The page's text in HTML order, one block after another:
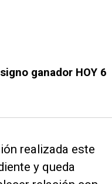
ganador HOY 6
realizada este
y queda